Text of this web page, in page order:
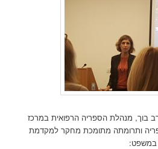
בוך, מנהלת הספריה הרפואית במרכז
ותרומתה מתומכת מחקר למקדמת
במשפט: